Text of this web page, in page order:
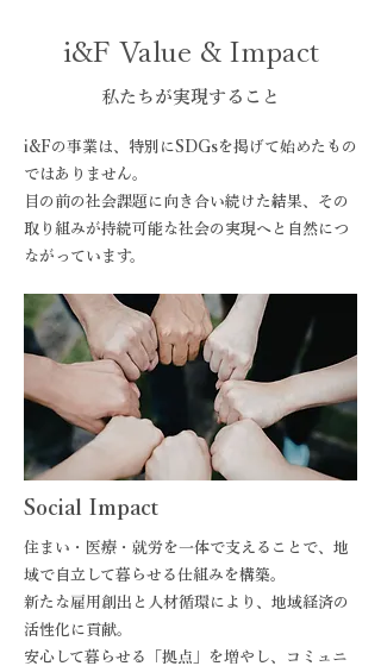
i&F Value & Impact
私たちが実現すること
i&Fの事業は、特別にSDGsを掲げて始めたもの
ではありません。
目の前の社会課題に向き合い続けた結果、その
取り組みが持続可能な社会の実現へと自然につ
ながっています。
Social Impact
住まい・医療・就労を一体で支えることで、地
域で自立して暮らせる仕組みを構築。
新たな雇用創出と人材循環により、地域経済の
活性化に貢献。
安心して暮らせる「拠点」を増やし、コミュニ